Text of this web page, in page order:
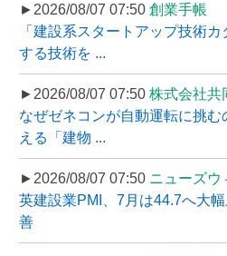
►2026/08/07 07:50 創業手帳
「建設系スタートアップ技術
する技術を ...
►2026/08/07 07:50 株式会社共
なぜゼネコンが自動運転に挑
える「建物 ...
►2026/08/07 07:50 ニューズウ
英建設業PMI、7月は44.7へ大
善